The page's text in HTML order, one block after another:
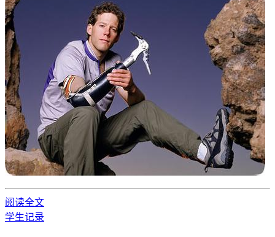
阅读全文
学生记录